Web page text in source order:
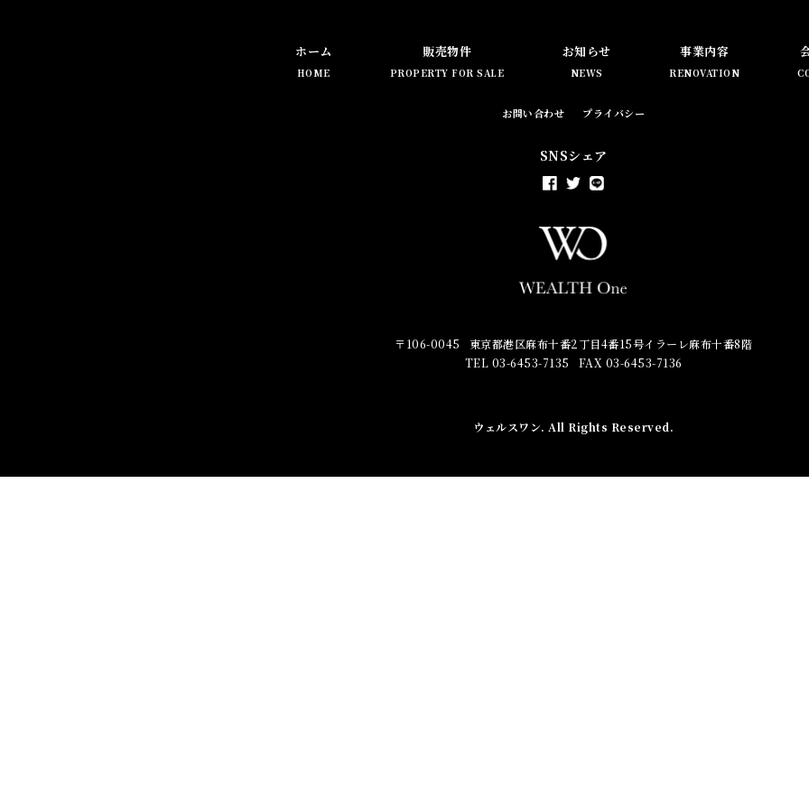
ホーム
HOME
販売物件
PROPERTY FOR SALE
お知らせ
NEWS
事業内容
RENOVATION
お問い合わせ プライバシー
SNSシェア
〒106-0045
東京都港区麻布十番2丁目4番15号イラーレ麻布十番8階
TEL 03-6453-7135
FAX 03-6453-7136
ウェルスワン. All Rights Reserved.